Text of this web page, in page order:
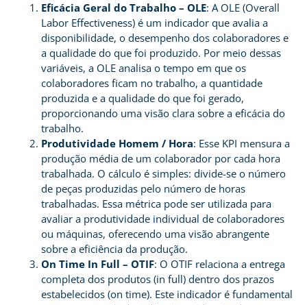
Eficácia Geral do Trabalho – OLE: A OLE (Overall
Labor Effectiveness) é um indicador que avalia a
disponibilidade, o desempenho dos colaboradores e
a qualidade do que foi produzido. Por meio dessas
variáveis, a OLE analisa o tempo em que os
colaboradores ficam no trabalho, a quantidade
produzida e a qualidade do que foi gerado,
proporcionando uma visão clara sobre a eficácia do
trabalho.
Produtividade Homem / Hora: Esse KPI mensura a
produção média de um colaborador por cada hora
trabalhada. O cálculo é simples: divide-se o número
de peças produzidas pelo número de horas
trabalhadas. Essa métrica pode ser utilizada para
avaliar a produtividade individual de colaboradores
ou máquinas, oferecendo uma visão abrangente
sobre a eficiência da produção.
On Time In Full – OTIF: O OTIF relaciona a entrega
completa dos produtos (in full) dentro dos prazos
estabelecidos (on time). Este indicador é fundamental